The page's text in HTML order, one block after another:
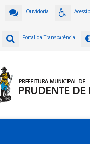
Ouvidoria
Portal da Transparência